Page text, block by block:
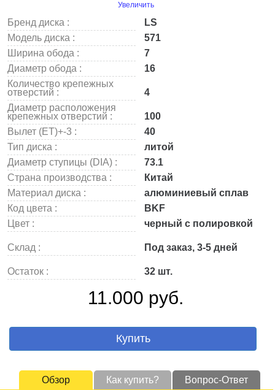
Увеличить
Бренд диска :
LS
Модель диска :
571
Ширина обода :
7
Диаметр обода :
16
Количество крепежных
отверстий :
4
Диаметр расположения
крепежных отверстий :
100
Вылет (ET)+-3 :
40
Тип диска :
литой
Диаметр ступицы (DIA) :
73.1
Страна производства :
Китай
Материал диска :
алюминиевый сплав
Код цвета :
BKF
Цвет :
черный с полировкой
Склад : Под заказ, 3-5 дней
Остаток : 32 шт.
11.000 руб.
Купить
Обзор Как купить? Вопрос-Ответ